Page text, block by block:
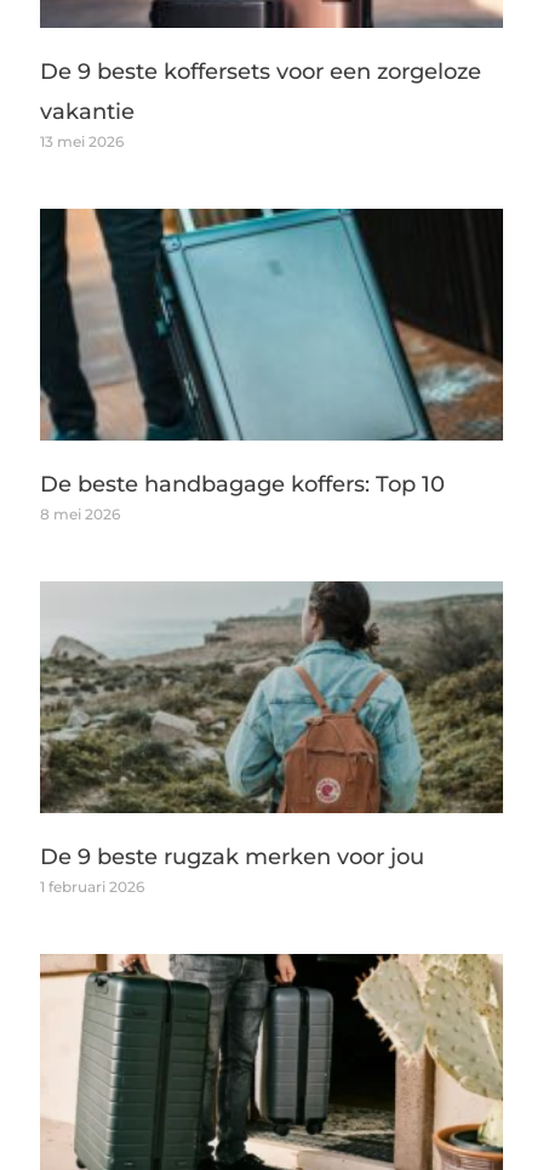
De 9 beste koffersets voor een zorgeloze
vakantie
13 mei 2026
De beste handbagage koffers: Top 10
8 mei 2026
De 9 beste rugzak merken voor jou
1 februari 2026